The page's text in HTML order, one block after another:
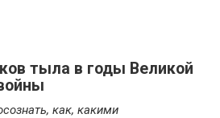
тыла в годы Великой
как, какими